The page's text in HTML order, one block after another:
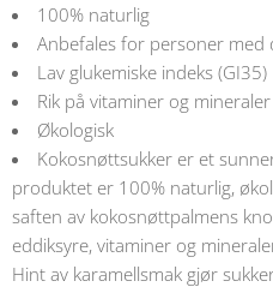
100% naturlig
Anbefales for personer med
Lav glukemiske indeks (GI35)
Rik på vitaminer og mineraler
Økologisk
Kokosnøttsukker er et
produktet er 100% naturlig,
saften av kokosnøttpalmens
eddiksyre, vitaminer og
Hint av karamellsmak gjør